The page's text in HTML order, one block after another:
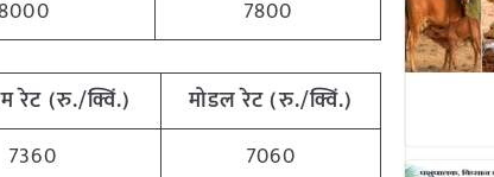
7800
रेट (रु./क्विं.) मोडल रेट(रु./क्विं.)
7360
7060